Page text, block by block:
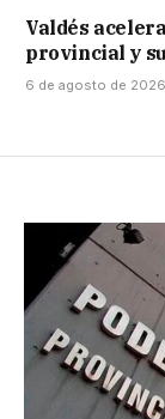
Valdés
provincial y
6 de agosto de 2026